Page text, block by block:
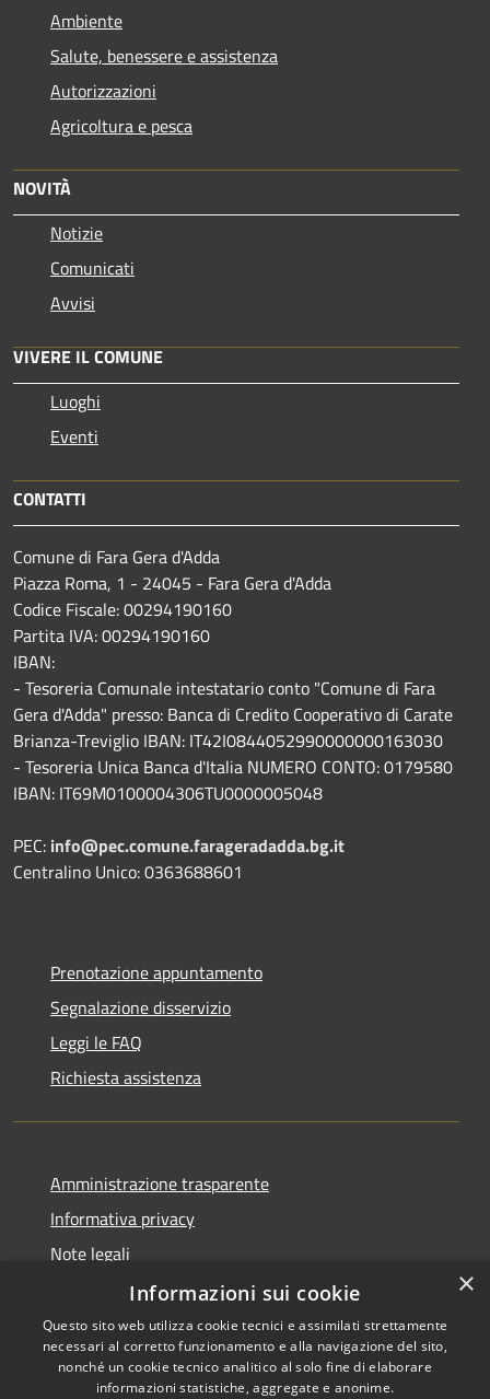
Ambiente
Salute, benessere e assistenza
Autorizzazioni
Agricoltura e pesca
NOVITÀ
Notizie
Comunicati
Avvisi
VIVERE IL COMUNE
Luoghi
Eventi
CONTATTI
Comune di Fara Gera d'Adda
Piazza Roma, 1 - 24045 - Fara Gera d'Adda
Codice Fiscale: 00294190160
Partita IVA: 00294190160
IBAN:
- Tesoreria Comunale intestatario conto "Comune di Fara
Gera d'Adda" presso: Banca di Credito Cooperativo di Carate
Brianza-Treviglio IBAN: IT42I0844052990000000163030
- Tesoreria Unica Banca d'Italia NUMERO CONTO: 0179580
IBAN: IT69M0100004306TU0000005048
PEC: info@pec.comune.farageradadda.bg.it
Centralino Unico: 0363688601
Prenotazione appuntamento
Segnalazione disservizio
Leggi le FAQ
Richiesta assistenza
Amministrazione trasparente
Informativa privacy
Note legali
Dichiarazione di accessibilità
×
Informazioni sui cookie
Questo sito web utilizza cookie tecnici e assimilati strettamente
necessari al corretto funzionamento e alla navigazione del sito,
nonché un cookie tecnico analitico al solo fine di elaborare
informazioni statistiche, aggregate e anonime.